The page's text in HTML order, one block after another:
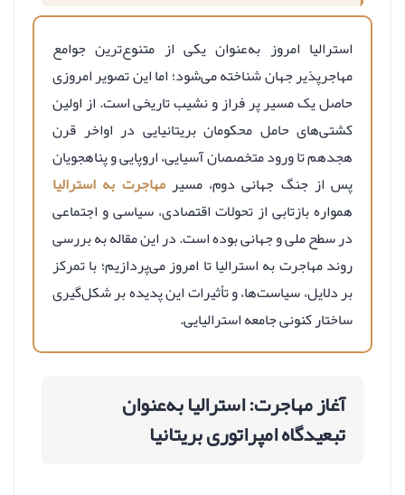
استرالیا امروز به‌عنوان یکی از متنوع‌ترین جوامع
مهاجرپذیر جهان شناخته می‌شود؛ اما این تصویر امروزی
حاصل یک مسیر پر فراز و نشیب تاریخی است. از اولین
کشتی‌های حامل محکومان بریتانیایی در اواخر قرن
هجدهم تا ورود متخصصان آسیایی، اروپایی و پناهجویان
پس از جنگ جهانی دوم، مسیرمهاجرت به استرالیا
همواره بازتابی از تحولات اقتصادی، سیاسی و اجتماعی
در سطح ملی و جهانی بوده است. در این مقاله به بررسی
روند مهاجرت به استرالیا تا امروز می‌پردازیم؛ با تمرکز
بر دلایل، سیاست‌ها، و تأثیرات این پدیده بر شکل‌گیری
ساختار کنونی جامعه استرالیایی.
آغاز مهاجرت: استرالیا به‌عنوان
تبعیدگاه امپراتوری بریتانیا